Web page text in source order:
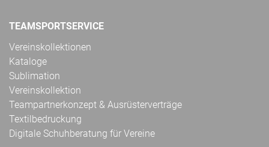
TEAMSPORTSERVICE
Vereinskollektionen
Kataloge
Sublimation
Vereinskollektion
Teampartnerkonzept & Ausrüsterverträge
Textilbedruckung
Digitale Schuhberatung für Vereine